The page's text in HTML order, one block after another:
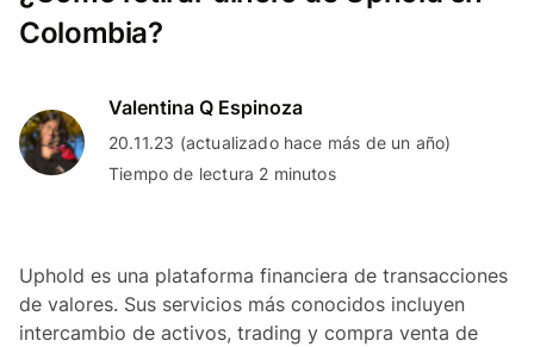
Colombia?
Valentina Q Espinoza
20.11.23 (actualizado hace más de un año)
Tiempo de lectura 2 minutos
Uphold es una plataforma financiera de transacciones
de valores. Sus servicios más conocidos incluyen
intercambio de activos, trading y compra venta de